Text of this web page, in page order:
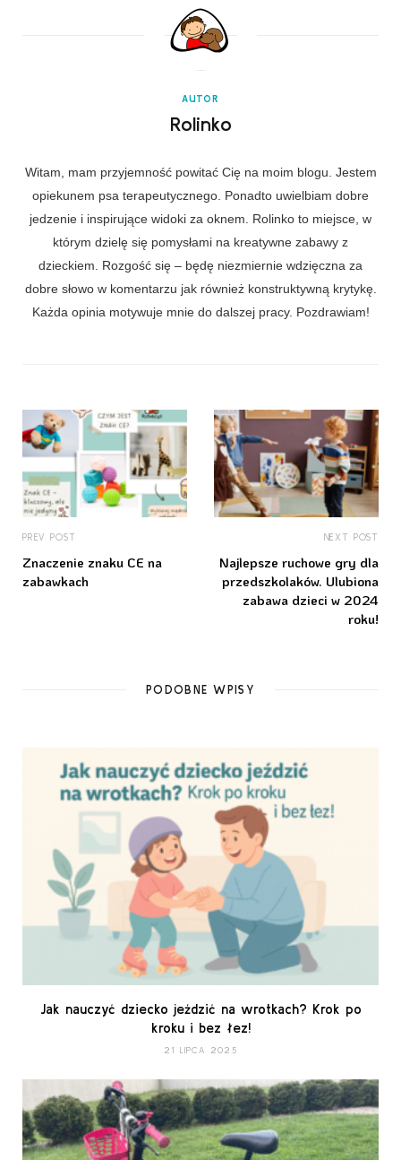
AUTOR
Rolinko
Witam, mam przyjemność powitać Cię na moim blogu. Jestem
opiekunem psa terapeutycznego. Ponadto uwielbiam dobre
jedzenie i inspirujące widoki za oknem. Rolinko to miejsce, w
którym dzielę się pomysłami na kreatywne zabawy z
dzieckiem. Rozgość się – będę niezmiernie wdzięczna za
dobre słowo w komentarzu jak również konstruktywną krytykę.
Każda opinia motywuje mnie do dalszej pracy. Pozdrawiam!
PREV POST
Znaczenie znaku CE na
zabawkach
NEXT POST
Najlepsze ruchowe gry dla
przedszkolaków. Ulubiona
zabawa dzieci w 2024
roku!
PODOBNE WPISY
Jak nauczyć dziecko jeździć na wrotkach? Krok po
kroku i bez łez!
21 LIPCA 2025